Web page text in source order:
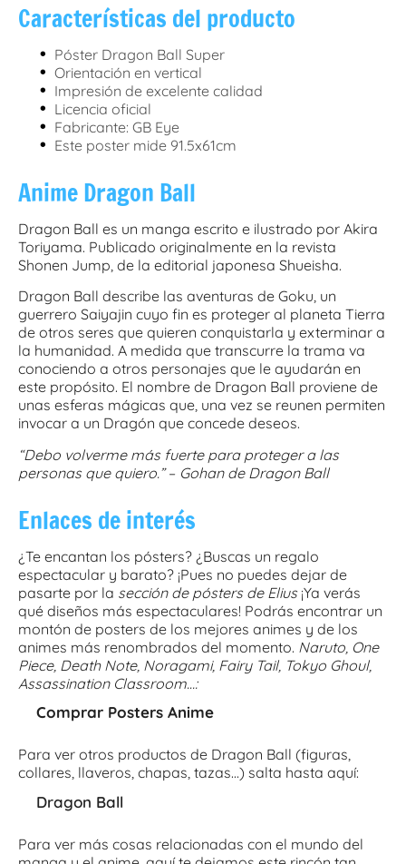
Características del producto
• Póster Dragon Ball Super
• Orientación en vertical
• Impresión de excelente calidad
• Licencia oficial
• Fabricante: GB Eye
• Este poster mide 91.5x61cm
Anime Dragon Ball
Dragon Ball es un manga escrito e ilustrado por Akira
Toriyama. Publicado originalmente en la revista
Shonen Jump, de la editorial japonesa Shueisha.
Dragon Ball describe las aventuras de Goku, un
guerrero Saiyajin cuyo fin es proteger al planeta Tierra
de otros seres que quieren conquistarla y exterminar a
la humanidad. A medida que transcurre la trama va
conociendo a otros personajes que le ayudarán en
este propósito. El nombre de Dragon Ball proviene de
unas esferas mágicas que, una vez se reunen permiten
invocar a un Dragón que concede deseos.
“Debo volverme más fuerte para proteger a las
personas que quiero.”– Gohan de Dragon Ball
Enlaces de interés
¿Te encantan los pósters? ¿Buscas un regalo
espectacular y barato? ¡Pues no puedes dejar de
pasarte por la sección de pósters de Elius¡Ya verás
qué diseños más espectaculares! Podrás encontrar un
montón de posters de los mejores animes y de los
animes más renombrados del momento. Naruto, One
Piece, Death Note, Noragami, Fairy Tail, Tokyo Ghoul,
Assassination Classroom…:
Comprar Posters Anime
Para ver otros productos de Dragon Ball (figuras,
collares, llaveros, chapas, tazas…) salta hasta aquí:
Dragon Ball
Para ver más cosas relacionadas con el mundo del